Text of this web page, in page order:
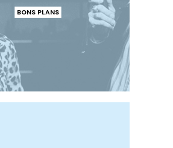
BONS PLANS